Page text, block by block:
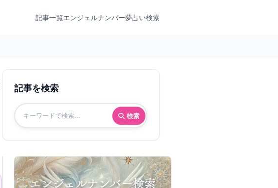
記事一覧エンジェルナンバー夢占い検索
記事を検索
検索